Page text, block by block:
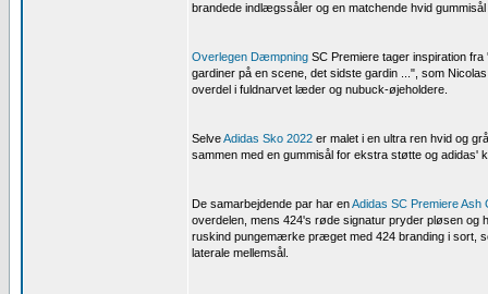
brandede indlægssåler og en matchende hvid gummisål
Overlegen Dæmpning SC Premiere tager inspiration
gardiner på en scene, det sidste gardin ...", som
overdel i fuldnarvet læder og nubuck-øjeholdere.
SelveAdidas Sko 2022 er malet i en ultra ren hvid og
sammen med en gummisål for ekstra støtte og adidas'
De samarbejdende par har enAdidas SC Premiere Ash
overdelen, mens 424's røde signatur pryder pløsen og
ruskind pungemærke præget med 424 branding i sort,
laterale mellemsål.